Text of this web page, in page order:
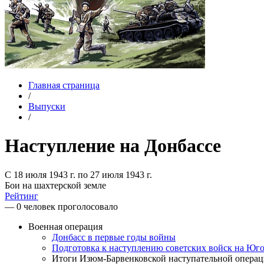
Главная страница
/
Выпуски
/
Наступление на Донбассе
С 18 июля 1943 г. по 27 июля 1943 г.
Бои на шахтерской земле
Рейтинг
— 0 человек проголосовало
Военная операция
Донбасс в первые годы войны
Подготовка к наступлению советских войск на
Итоги Изюм-Барвенковской наступательной